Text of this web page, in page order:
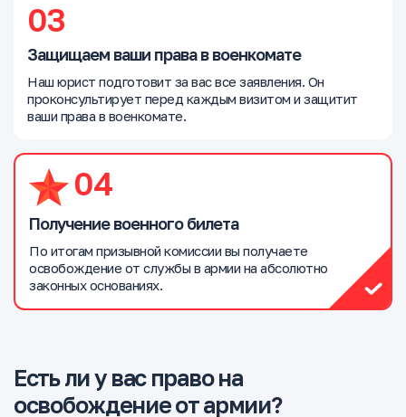
03
Защищаем ваши права в военкомате
Наш юрист подготовит за вас все заявления. Он
проконсультирует перед каждым визитом и защитит
ваши права в военкомате.
04
Получение военного билета
По итогам призывной комиссии вы получаете
освобождение от службы в армии на абсолютно
законных основаниях.
Есть ли у вас право на
освобождение от армии?